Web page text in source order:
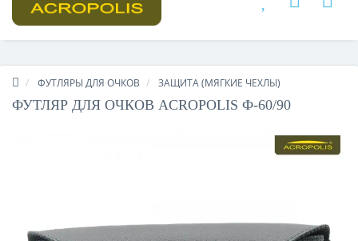
ФУТЛЯРЫ ДЛЯ ОЧКОВ ЗАЩИТА (МЯГКИЕ ЧЕХЛЫ)
ФУТЛЯР ДЛЯ ОЧКОВ ACROPOLIS Ф-60/90